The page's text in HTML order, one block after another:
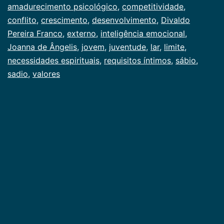
na
adolescência
amadurecimento psicológico, competitividade,
conflito, crescimento, desenvolvimento, Divaldo
Pereira Franco, externo, inteligência emocional,
Joanna de Ângelis, jovem, juventude, lar, limite,
necessidades espirituais, requisitos íntimos, sábio,
sadio, valores